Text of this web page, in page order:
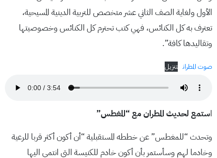
الأول ولغاية الصف الثاني عشر متخصص للتربية الدينية المسيحية،
تعترف به كل الكنائس، فهي كتب تحترم كل الكنائس وخصوصيتها
وتقاليدها كافة”.
صوت المطران تنزيل
استمع لحديث المطران مع “المغطس”
وتحدث “للمغطس” عن خططه المستقبلية “أن أكون أكثر قربا للرعية
وخادما لهم وسأستمر بأن أكون خادم للكنيسة التي انتمي اليها